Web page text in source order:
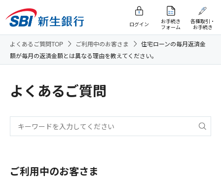
ログイン
お手続き
フォーム
各種取引・
お手続き
よくあるご質問TOP ご利用中のお客さま
住宅ローンの毎月返済金
額が毎月の返済金額とは異なる理由を教えてください。
よくあるご質問
ご利用中のお客さま